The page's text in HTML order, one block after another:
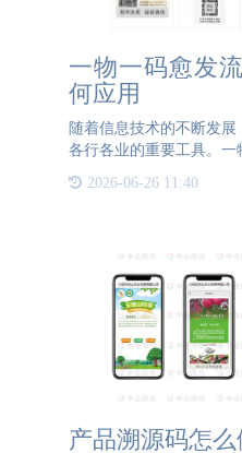
一物一码愈发
何应用
随着信息技术的不断发
各行各业的重要工具。
品生成唯一的标识码，实
消费的全程追踪和管理。
2026-06-26 11:40
产品溯源码怎么